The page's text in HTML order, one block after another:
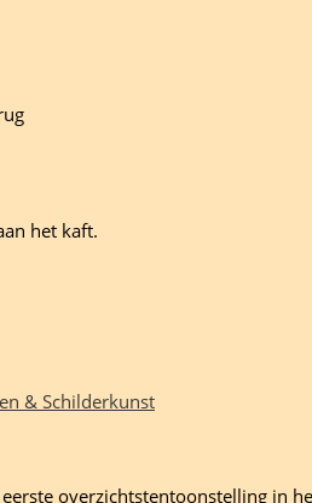
het kaft.
& Schilderkunst
overzichtstentoonstelling in